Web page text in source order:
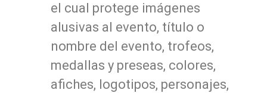
el cual protege imágenes
alusivas al evento, título o
nombre del evento, trofeos,
medallas y preseas, colores,
afiches, logotipos, personajes,